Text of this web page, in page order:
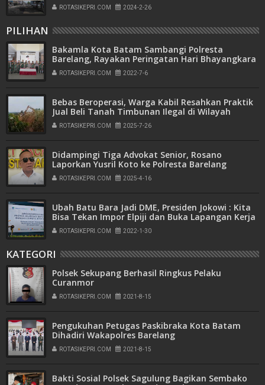
ROTASIKEPRI.COM 2024-2-26
PILIHAN
Bakamla Kota Batam Sambangi Polresta
Barelang, Rayakan Peringatan Hari Bhayangkara
ke-76
ROTASIKEPRI.COM 2022-7-6
Bebas Beroperasi, Warga Kabil Resahkan Praktik
Jual Beli Tanah Timbunan Ilegal di Wilayah
Pemukiman
ROTASIKEPRI.COM 2025-7-26
Didampingi Tiga Advokat Senior, Rosano
Laporkan Yusril Koto ke Polresta Barelang
ROTASIKEPRI.COM 2025-4-16
Ubah Batu Bara Jadi DME, Presiden Jokowi : Kita
Bisa Tekan Impor Elpiji dan Buka Lapangan Kerja
ROTASIKEPRI.COM 2022-1-30
KATEGORI
Polsek Sekupang Berhasil Ringkus Pelaku
Curanmor
ROTASIKEPRI.COM 2021-8-15
Pengukuhan Petugas Paskibraka Kota Batam
Dihadiri Wakapolres Barelang
ROTASIKEPRI.COM 2021-8-15
Bakti Sosial Polsek Sagulung Bagikan Sembako